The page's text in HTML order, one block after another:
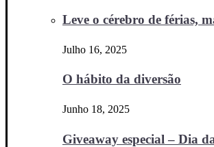
Leve o cérebro de férias,
Julho 16, 2025
O hábito da diversão
Junho 18, 2025
Giveaway especial – Dia